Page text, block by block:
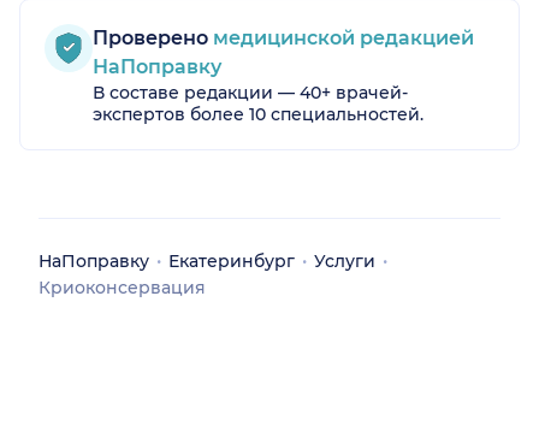
Проверено медицинской редакцией
НаПоправку
В составе редакции — 40+ врачей-
экспертов более 10 специальностей.
НаПоправку Екатеринбург
Услуги
Криоконсервация